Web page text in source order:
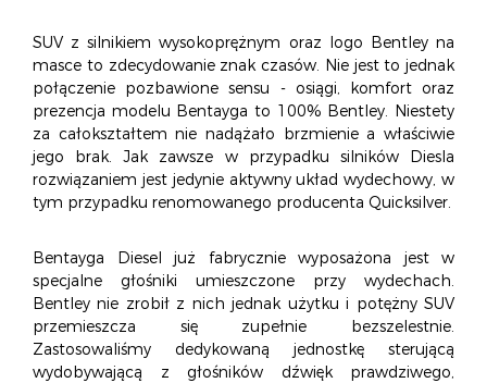
SUV z silnikiem wysokoprężnym oraz logo Bentley na
masce to zdecydowanie znak czasów. Nie jest to jednak
połączenie pozbawione sensu - osiągi, komfort oraz
prezencja modelu Bentayga to 100% Bentley. Niestety
za całokształtem nie nadążało brzmienie a właściwie
jego brak. Jak zawsze w przypadku silników Diesla
rozwiązaniem jest jedynie aktywny układ wydechowy, w
tym przypadku renomowanego producenta Quicksilver.
Bentayga Diesel już fabrycznie wyposażona jest w
specjalne głośniki umieszczone przy wydechach.
Bentley nie zrobił z nich jednak użytku i potężny SUV
przemieszcza się zupełnie bezszelestnie.
Zastosowaliśmy dedykowaną jednostkę sterującą
wydobywającą z głośników dźwięk prawdziwego,